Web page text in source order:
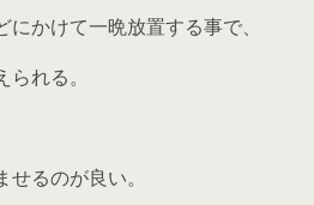
かけて一晩放置する事で、
れる。
るのが良い。